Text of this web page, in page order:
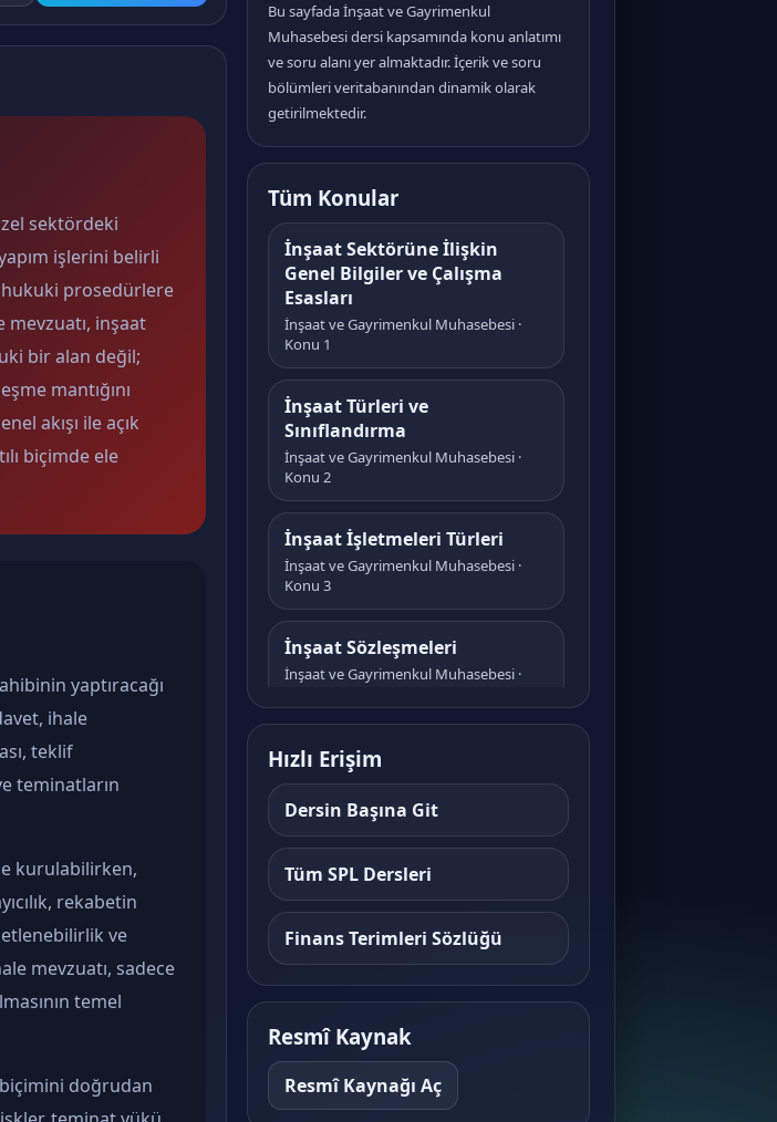
sektördeki
işlerini belirli
prosedürlere
mevzuatı, inşaat
bir alan değil;
mantığını
akışı ile açık
biçimde ele
yaptıracağı
ihale
teklif
teminatların
kurulabilirken,
rekabetin
ve
mevzuatı, sadece
temel
doğrudan
Bu sayfada İnşaat ve Gayrimenkul
Muhasebesi dersi kapsamında konu anlatımı
ve soru alanı yer almaktadır. İçerik ve soru
bölümleri veritabanından dinamik olarak
getirilmektedir.
Tüm Konular
İnşaat Sektörüne İlişkin
Genel Bilgiler ve Çalışma
Esasları
İnşaat ve Gayrimenkul Muhasebesi ·
Konu 1
İnşaat Türleri ve
Sınıflandırma
İnşaat ve Gayrimenkul Muhasebesi ·
Konu 2
İnşaat İşletmeleri Türleri
İnşaat ve Gayrimenkul Muhasebesi ·
Konu 3
İnşaat Sözleşmeleri
İnşaat ve Gayrimenkul Muhasebesi ·
Sektördeki Taraflar
İnşaat ve Gayrimenkul Muhasebesi ·
Konu 5
Kamu-Özel İşbirliği Modelleri
Konu 6
İhale Süreçleri ve Kamu
Mevzuatı
İnşaat ve Gayrimenkul Muhasebesi ·
Konu 7
İnşaat Sektörünün Finansal
Hızlı Erişim
Dersin Başına Git
Tüm SPL Dersleri
Finans Terimleri Sözlüğü
Resmî Kaynak
Resmî Kaynağı Aç